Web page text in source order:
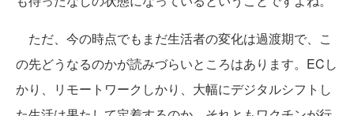
ただ、今の時点でもまだ生活者の変化は過渡期で、こ
の先どうなるのかが読みづらいところはあります。ECし
かり、リモートワークしかり、大幅にデジタルシフトし